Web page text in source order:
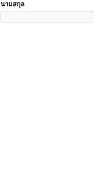
นามสกุล